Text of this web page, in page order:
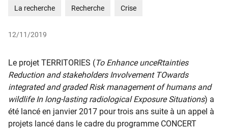
La recherche Recherche Crise
12/11/2019
Le projet TERRITORIES (To Enhance unceRtainties
Reduction and stakeholders Involvement TOwards
integrated and graded Risk management of humans and
wildlife In long-lasting radiological Exposure Situations) a
été lancé en janvier 2017 pour trois ans suite à un appel à
projets lancé dans le cadre du programme CONCERT